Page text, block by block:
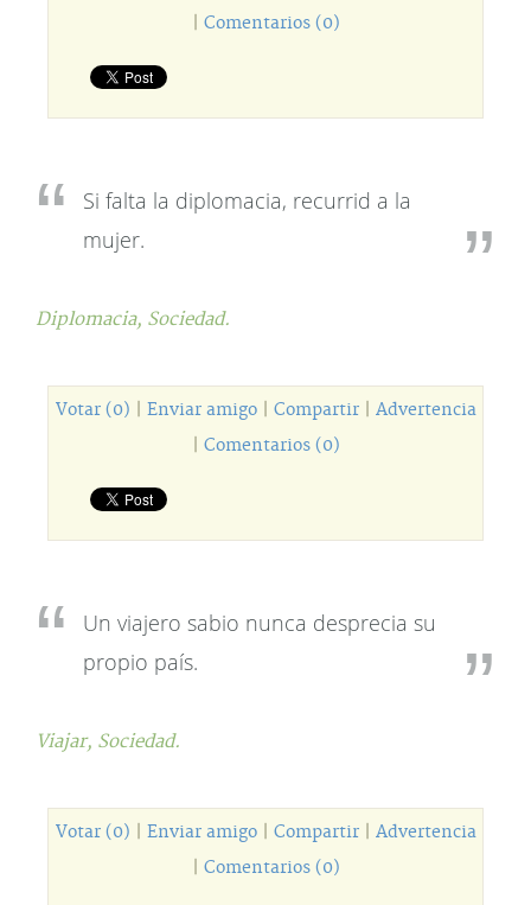
Comentarios (0)
Si falta la diplomacia, recurrid a la
mujer.
Diplomacia, Sociedad.
Votar (0) Enviar amigo| Compartir| Advertencia
Comentarios (0)
Un viajero sabio nunca desprecia su
propio país.
Viajar, Sociedad.
Votar (0) Enviar amigo| Compartir| Advertencia
Comentarios (0)